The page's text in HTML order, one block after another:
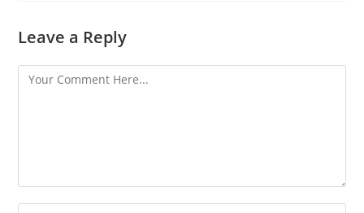
Leave a Reply